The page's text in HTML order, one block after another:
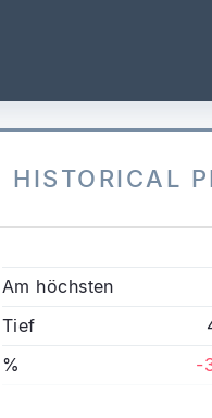
HISTORICAL
Am höchsten
Tief
%
-